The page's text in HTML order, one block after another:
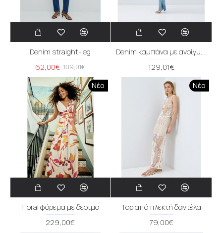
Denim straight-leg
62,00€ 109,01€
Denim καμπάνα με ανοίγματα
129,01€
Νέο
Floral φόρεμα με δέσιμο
229,00€
Νέο
Top από πλεκτή δαντέλα
79,00€